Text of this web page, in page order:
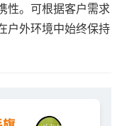
性。可根据客户需求
户外环境中始终保持